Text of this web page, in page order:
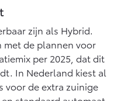
Vanaf € 27.945,-
Proace Verso
BATTERIJ-ELEKTRISCH
zijn als Hybrid.
met de plannen voor
per 2025, dat dit
In Nederland kiest al
voor de extra zuinige